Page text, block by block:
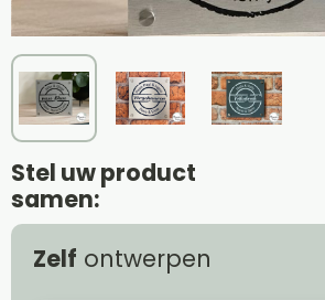
Stel uw product
samen:
Zelf ontwerpen